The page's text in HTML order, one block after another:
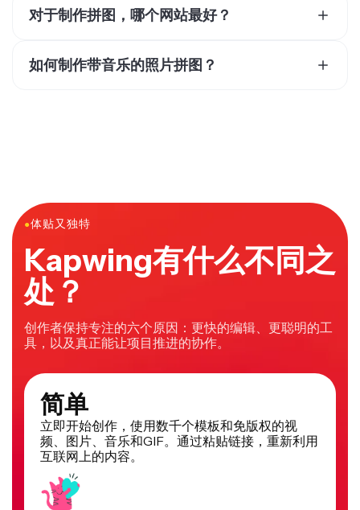
不同的工具，Kapwing绝对是在线制作图片、视频甚至音
●体贴又独特
Kapwing有什么不同之
处？
具，以及真正能让项目推进的协作。
简单
立即开始创作，使用数千个模板和免版权的视
频、图片、音乐和GIF。通过粘贴链接，重新利用
互联网上的内容。